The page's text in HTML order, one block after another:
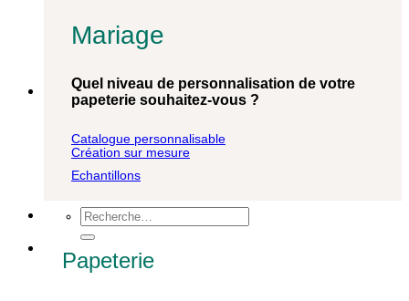
Recherche
pour :
Mariage
Quel niveau de personnalisation de votre
papeterie souhaitez-vous ?
Catalogue personnalisable
Création sur mesure
Echantillons
Papeterie